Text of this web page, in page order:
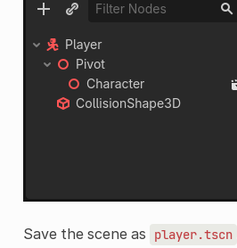
Save the scene as player.tscn